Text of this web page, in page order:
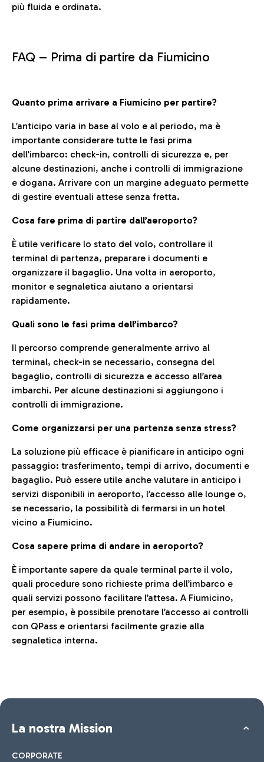
più fluida e ordinata.
FAQ – Prima di partire da Fiumicino
Quanto prima arrivare a Fiumicino per partire?
L’anticipo varia in base al volo e al periodo, ma è
importante considerare tutte le fasi prima
dell’imbarco: check-in, controlli di sicurezza e, per
alcune destinazioni, anche i controlli di immigrazione
e dogana. Arrivare con un margine adeguato permette
di gestire eventuali attese senza fretta.
Cosa fare prima di partire dall’aeroporto?
È utile verificare lo stato del volo, controllare il
terminal di partenza, preparare i documenti e
organizzare il bagaglio. Una volta in aeroporto,
monitor e segnaletica aiutano a orientarsi
rapidamente.
Quali sono le fasi prima dell’imbarco?
Il percorso comprende generalmente arrivo al
terminal, check-in se necessario, consegna del
bagaglio, controlli di sicurezza e accesso all’area
imbarchi. Per alcune destinazioni si aggiungono i
controlli di immigrazione.
Come organizzarsi per una partenza senza stress?
La soluzione più efficace è pianificare in anticipo ogni
passaggio: trasferimento, tempi di arrivo, documenti e
bagaglio. Può essere utile anche valutare in anticipo i
servizi disponibili in aeroporto, l’accesso alle lounge o,
se necessario, la possibilità di fermarsi in un hotel
vicino a Fiumicino.
Cosa sapere prima di andare in aeroporto?
È importante sapere da quale terminal parte il volo,
quali procedure sono richieste prima dell’imbarco e
quali servizi possono facilitare l’attesa. A Fiumicino,
per esempio, è possibile prenotare l’accesso ai controlli
con QPass e orientarsi facilmente grazie alla
segnaletica interna.
La nostra Mission
CORPORATE